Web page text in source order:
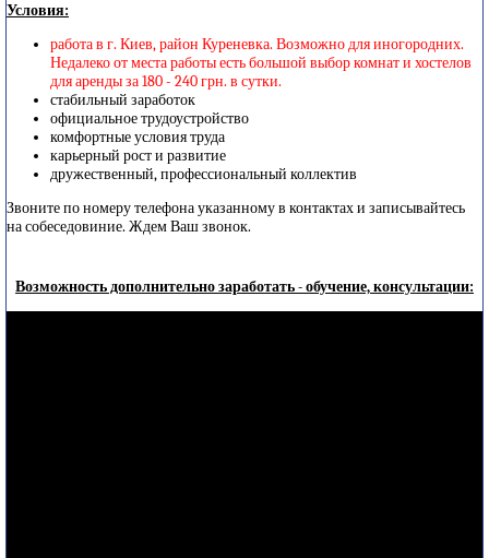
Условия:
работа в г. Киев, район Куреневка. Возможно для иногородних.
Недалеко от места работы есть большой выбор комнат и хостелов
для аренды за 180 - 240 грн. в сутки.
стабильный заработок
официальное трудоустройство
комфортные условия труда
карьерный рост и развитие
дружественный, профессиональный коллектив
Звоните по номеру телефона указанному в контактах и записывайтесь
на собеседовиние. Ждем Ваш звонок.
Возможность дополнительно заработать - обучение, консультации: